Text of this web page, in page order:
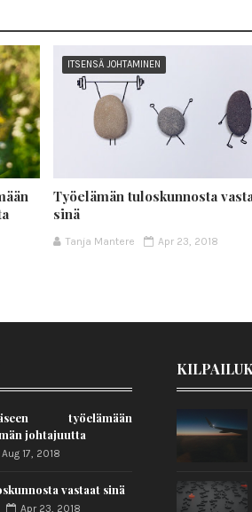
ITSENSÄ JOHTAMINEN
Työelämän tuloskunnosta
sinä
Tanja Mantere Apr 23, 2018
työelämään
johtajuutta
Aug 17, 2018
vastaat sinä
Apr 23, 2018